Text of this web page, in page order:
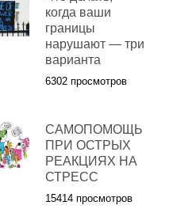
когда ваши
границы
нарушают — три
варианта
6302 просмотров
САМОПОМОЩЬ
ПРИ ОСТРЫХ
РЕАКЦИЯХ НА
СТРЕСС
15414 просмотров